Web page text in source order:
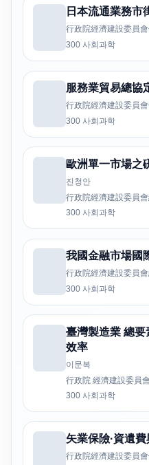
日本流通業務市
300 사회과학
服務業貿易總協
300 사회과학
歐洲單一市場之
진청안
行政院經濟建設委員
300 사회과학
我國金融市場國
行政院經濟建設委員
300 사회과학
臺灣製造業 總
效率
이문복
行政院 經濟建設委員
300 사회과학
矢業保險·資遺